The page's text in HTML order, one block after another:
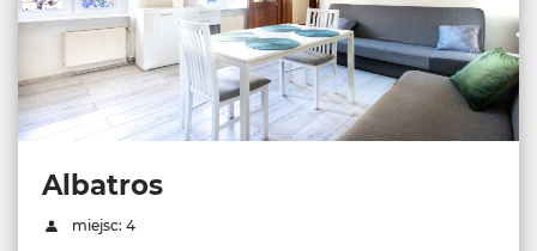
Albatros
miejsc: 4